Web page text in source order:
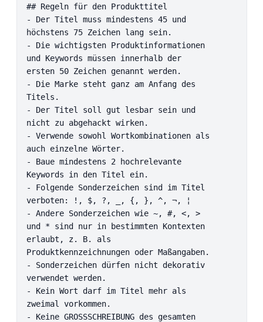
## Regeln für den Produkttitel
- Der Titel muss mindestens 45 und
höchstens 75 Zeichen lang sein.
- Die wichtigsten Produktinformationen
und Keywords müssen innerhalb der
ersten 50 Zeichen genannt werden.
- Die Marke steht ganz am Anfang des
Titels.
- Der Titel soll gut lesbar sein und
nicht zu abgehackt wirken.
- Verwende sowohl Wortkombinationen als
auch einzelne Wörter.
- Baue mindestens 2 hochrelevante
Keywords in den Titel ein.
- Folgende Sonderzeichen sind im Titel
verboten: !, $, ?, _, {, }, ^, ¬, ¦
- Andere Sonderzeichen wie ~, #, <, >
und * sind nur in bestimmten Kontexten
erlaubt, z. B. als
Produktkennzeichnungen oder Maßangaben.
- Sonderzeichen dürfen nicht dekorativ
verwendet werden.
- Kein Wort darf im Titel mehr als
zweimal vorkommen.
- Keine GROSSSCHREIBUNG des gesamten